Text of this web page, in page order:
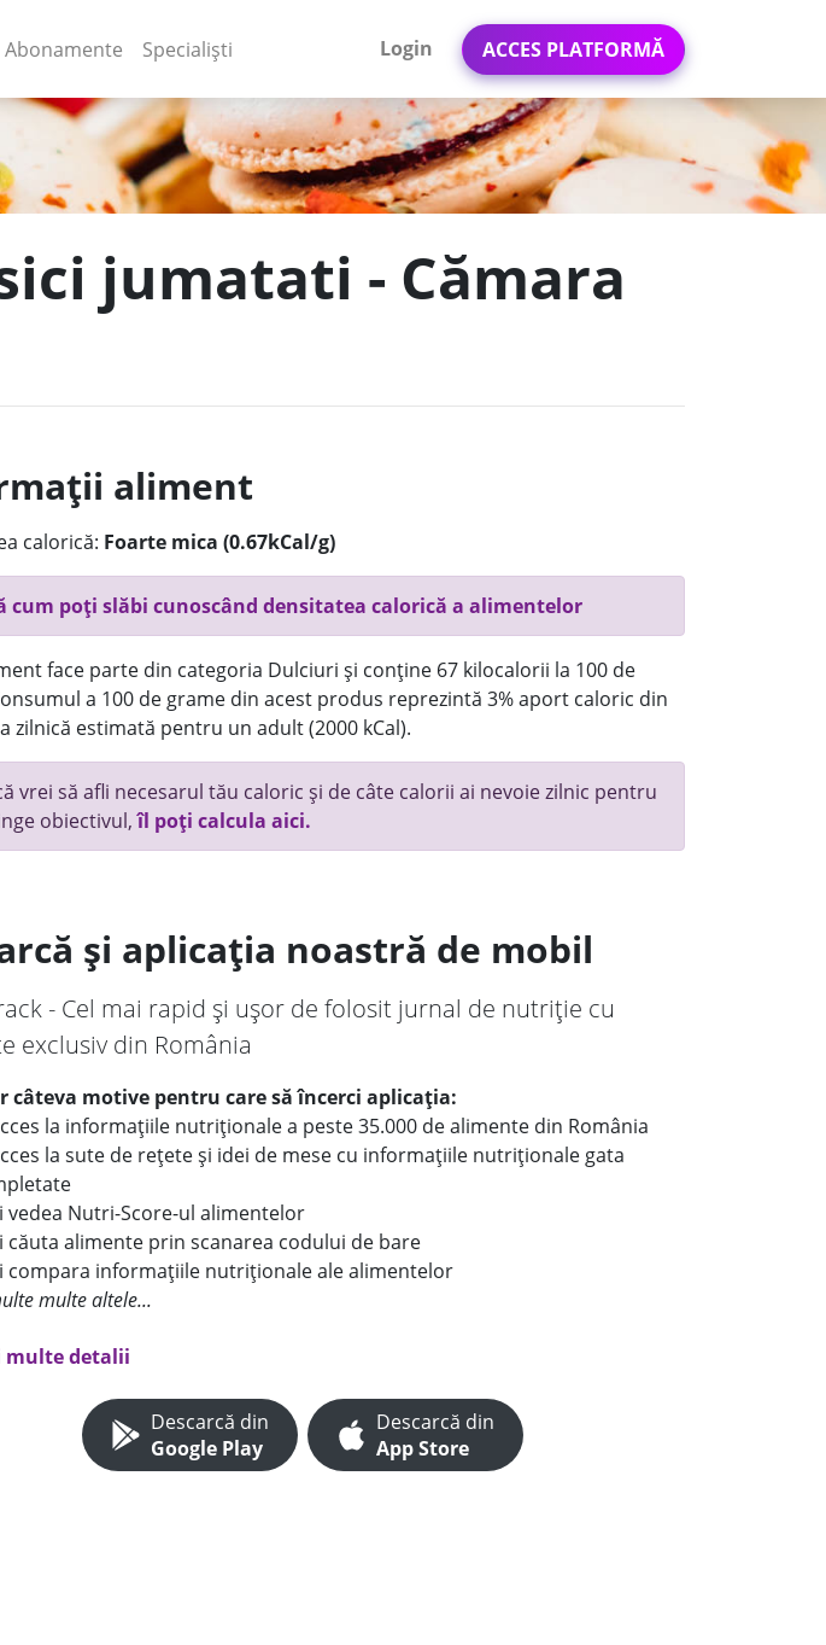
Abonamente Specialiști Login ACCES PLATFORMĂ
jumatati - Cămara
aliment
calorică: Foarte mica (0.67kCal/g)
cum poți slăbi cunoscând densitatea calorică a alimentelor
face parte din categoria Dulciuri și conține 67 kilocalorii la 100 de
a 100 de grame din acest produs reprezintă 3% aport caloric din
zilnică estimată pentru un adult (2000 kCal).
vrei să afli necesarul tău caloric și de câte calorii ai nevoie zilnic pentru
obiectivul,îl poți calcula aici.
și aplicația noastră de mobil
- Cel mai rapid și ușor de folosit jurnal de nutriție cu
exclusiv din România
câteva motive pentru care să încerci aplicația:
la informațiile nutriționale a peste 35.000 de alimente din România
la sute de rețete și idei de mese cu informațiile nutriționale gata
vedea Nutri-Score-ul alimentelor
căuta alimente prin scanarea codului de bare
compara informațiile nutriționale ale alimentelor
multe altele...
multe detalii
Descarcă din
Google Play
Descarcă din
App Store